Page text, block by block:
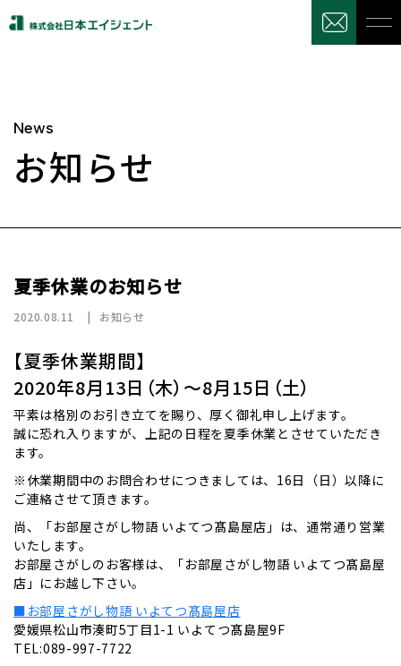
News
お知らせ
夏季休業のお知らせ
2020.08.11 お知らせ
【夏季休業期間】
2020年8月13日（木）～8月15日（土）
平素は格別のお引き立てを賜り、厚く御礼申し上げます。
誠に恐れ入りますが、上記の日程を夏季休業とさせていただき
ます。
※休業期間中のお問合わせにつきましては、16日（日）以降に
ご連絡させて頂きます。
尚、「お部屋さがし物語 いよてつ髙島屋店」は、通常通り営業
いたします。
お部屋さがしのお客様は、「お部屋さがし物語 いよてつ髙島屋
店」にお越し下さい。
■お部屋さがし物語 いよてつ髙島屋店
愛媛県松山市湊町5丁目1-1 いよてつ髙島屋9F
TEL:089-997-7722